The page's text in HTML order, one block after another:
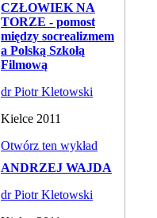
CZŁOWIEK NA
TORZE - pomost
między socrealizmem
a Polską Szkołą
Filmową
dr Piotr Kletowski
Kielce 2011
Otwórz ten wykład
ANDRZEJ WAJDA
dr Piotr Kletowski